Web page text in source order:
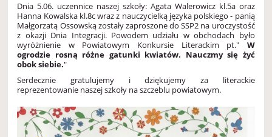
Dnia 5.06. uczennice naszej szkoły: Agata Walerowicz kl.5a oraz
Hanna Kowalska kl.8c wraz z nauczycielką języka polskiego - panią
Małgorzatą Ossowską zostały zaproszone do SSP2 na uroczystość
z okazji Dnia Integracji. Powodem udziału w obchodach było
wyróżnienie w Powiatowym Konkursie Literackim pt." W
ogrodzie rosną różne gatunki kwiatów. Nauczmy się żyć
obok siebie."
Serdecznie gratulujemy i dziękujemy za literackie
reprezentowanie naszej szkoły na szczeblu powiatowym.